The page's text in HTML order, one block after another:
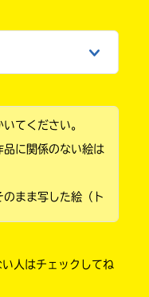
てください。
品に関係のない絵は
のまま写した絵（ト
ので、待ってて
人はチェックしてね